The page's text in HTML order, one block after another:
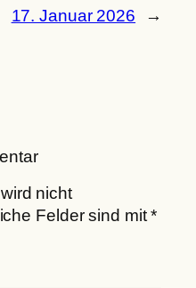
17. Januar 2026 →
nicht
Felder sind mit*